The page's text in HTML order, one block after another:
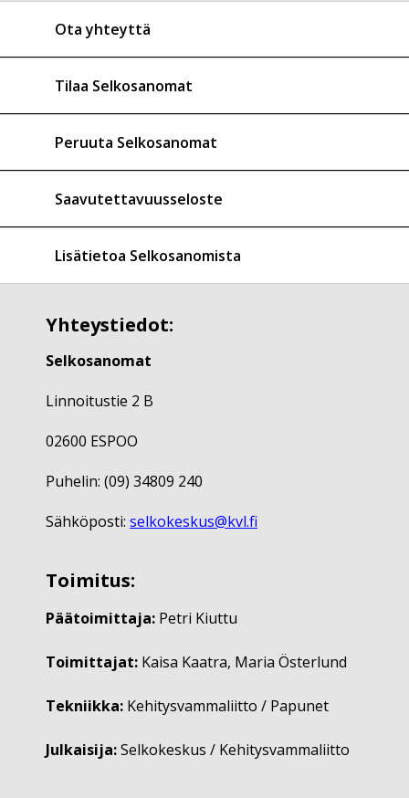
Ota yhteyttä
Tilaa Selkosanomat
Peruuta Selkosanomat
Saavutettavuusseloste
Lisätietoa Selkosanomista
Yhteystiedot:
Selkosanomat
Linnoitustie 2 B
02600 ESPOO
Puhelin: (09) 34809 240
Sähköposti: selkokeskus@kvl.fi
Toimitus:
Päätoimittaja: Petri Kiuttu
Toimittajat: Kaisa Kaatra, Maria Österlund
Tekniikka: Kehitysvammaliitto / Papunet
Julkaisija:Selkokeskus / Kehitysvammaliitto